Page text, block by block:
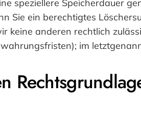
speziellere Speicherdauer
Sie ein berechtigtes
keine anderen rechtlich
im